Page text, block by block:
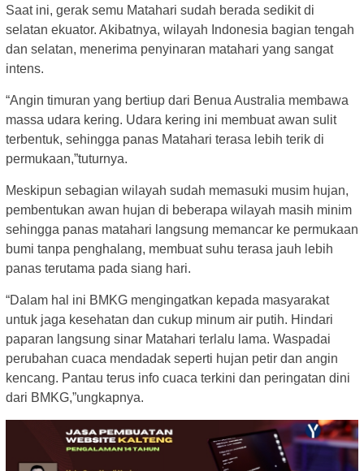
Saat ini, gerak semu Matahari sudah berada sedikit di
selatan ekuator. Akibatnya, wilayah Indonesia bagian tengah
dan selatan, menerima penyinaran matahari yang sangat
intens.
“Angin timuran yang bertiup dari Benua Australia membawa
massa udara kering. Udara kering ini membuat awan sulit
terbentuk, sehingga panas Matahari terasa lebih terik di
permukaan,”tuturnya.
Meskipun sebagian wilayah sudah memasuki musim hujan,
pembentukan awan hujan di beberapa wilayah masih minim
sehingga panas matahari langsung memancar ke permukaan
bumi tanpa penghalang, membuat suhu terasa jauh lebih
panas terutama pada siang hari.
“Dalam hal ini BMKG mengingatkan kepada masyarakat
untuk jaga kesehatan dan cukup minum air putih. Hindari
paparan langsung sinar Matahari terlalu lama. Waspadai
perubahan cuaca mendadak seperti hujan petir dan angin
kencang. Pantau terus info cuaca terkini dan peringatan dini
dari BMKG,”ungkapnya.